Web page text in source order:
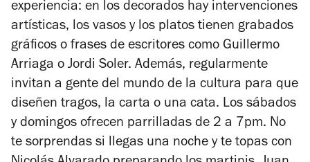
experiencia: en los decorados hay intervenciones
artísticas, los vasos y los platos tienen grabados
gráficos o frases de escritores como Guillermo
Arriaga o Jordi Soler. Además, regularmente
invitan a gente del mundo de la cultura para que
diseñen tragos, la carta o una cata. Los sábados
y domingos ofrecen parrilladas de 2 a 7pm. No
te sorprendas si llegas una noche y te topas con